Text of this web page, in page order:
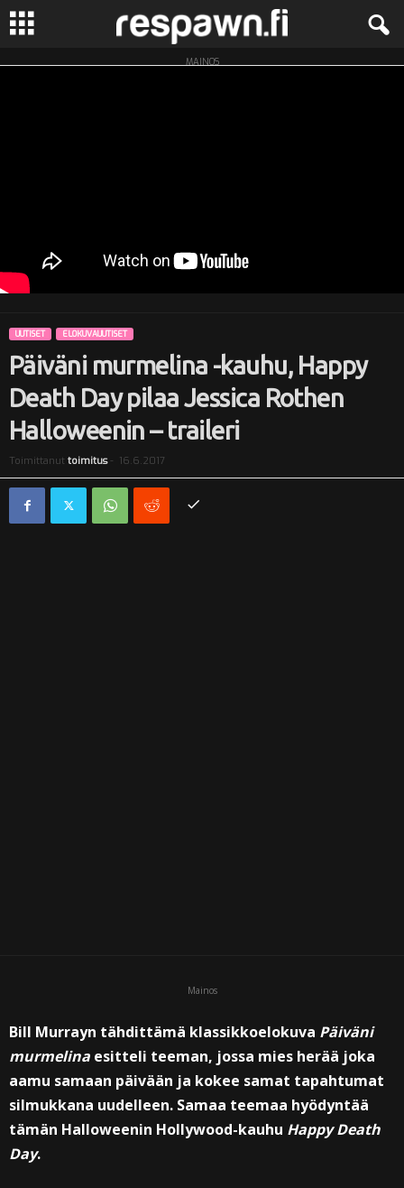
R
w
MAINOS
UUTISET ELOKUVAUUTISET
Päiväni murmelina -kauhu, Happy
Death Day pilaa Jessica Rothen
Halloweenin – traileri
Toimittanut toimitus- 16.6.2017
Mainos
Bill Murrayn tähdittämä klassikkoelokuva Päiväni
murmelina esitteli teeman, jossa mies herää joka
aamu samaan päivään ja kokee samat tapahtumat
silmukkana uudelleen. Samaa teemaa hyödyntää
tämän Halloweenin Hollywood-kauhu Happy Death
Day.